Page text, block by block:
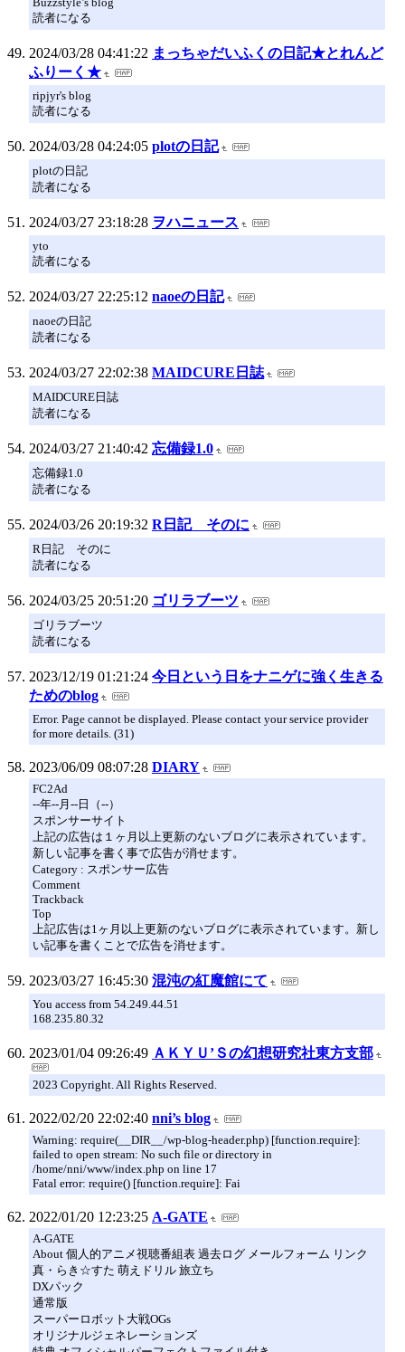
読者になる
2024/03/28 04:41:22 まっちゃだいふくの日記★とれんど
ふりーく★
ripjyr's blog
読者になる
2024/03/28 04:24:05 plotの日記
plotの日記
読者になる
2024/03/27 23:18:28 ヲハニュース
yto
読者になる
2024/03/27 22:25:12 naoeの日記
naoeの日記
読者になる
2024/03/27 22:02:38 MAIDCURE日誌
MAIDCURE日誌
読者になる
2024/03/27 21:40:42 忘備録1.0
忘備録1.0
読者になる
2024/03/26 20:19:32 R日記 そのに
R日記 そのに
読者になる
2024/03/25 20:51:20 ゴリラブーツ
ゴリラブーツ
読者になる
2023/12/19 01:21:24 今日という日をナニゲに強く生きる
ためのblog
Error. Page cannot be displayed. Please contact your service provider
for more details. (31)
2023/06/09 08:07:28 DIARY
FC2Ad
--年--月--日（--）
スポンサーサイト
上記の広告は１ヶ月以上更新のないブログに表示されています。
新しい記事を書く事で広告が消せます。
Category : スポンサー広告
Comment
Trackback
Top
上記広告は1ヶ月以上更新のないブログに表示されています。新し
い記事を書くことで広告を消せます。
2023/03/27 16:45:30 混沌の紅魔館にて
You access from 54.249.44.51
168.235.80.32
2023/01/04 09:26:49 ＡＫＹＵ’Ｓの幻想研究社東方支部
2023 Copyright. All Rights Reserved.
2022/02/20 22:02:40 nni’s blog
Warning: require(__DIR__/wp-blog-header.php) [function.require]:
failed to open stream: No such file or directory in
/home/nni/www/index.php on line 17
Fatal error: require() [function.require]: Fai
2022/01/20 12:23:25 A-GATE
A-GATE
About 個人的アニメ視聴番組表 過去ログ メールフォーム リンク
真・らき☆すた 萌えドリル 旅立ち
DXパック
通常版
スーパーロボット大戦OGs
オリジナルジェネレーションズ